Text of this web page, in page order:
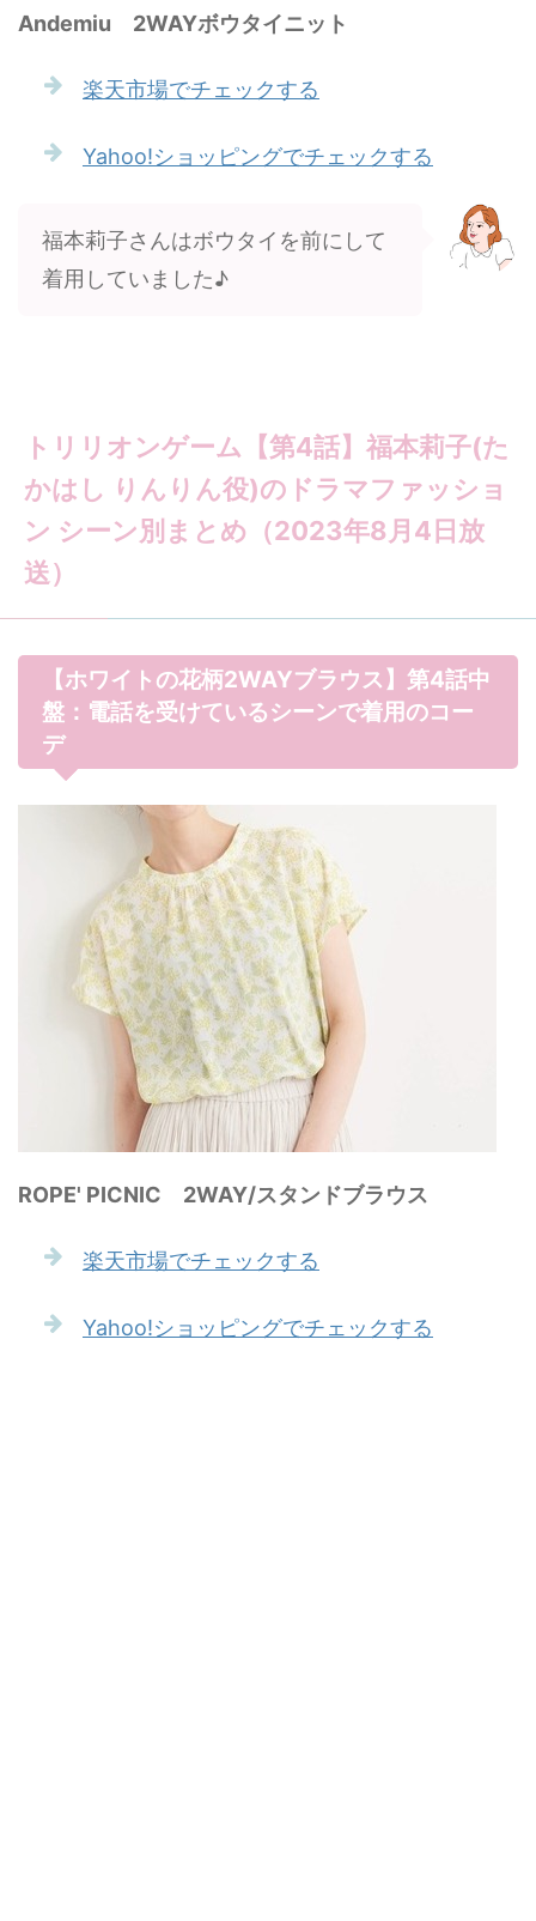
Andemiu 2WAYボウタイニット
楽天市場でチェックする
Yahoo!ショッピングでチェックする
福本莉子さんはボウタイを前にして
着用していました♪
トリリオンゲーム【第4話】福本莉子(た
かはし りんりん役)のドラマファッショ
ン シーン別まとめ（2023年8月4日放
送）
【ホワイトの花柄2WAYブラウス】第4話中
盤：電話を受けているシーンで着用のコー
デ
ROPE' PICNIC 2WAY/スタンドブラウス
楽天市場でチェックする
Yahoo!ショッピングでチェックする